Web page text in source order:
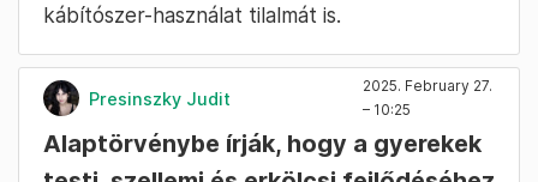
kábítószer-használat tilalmát is.
Presinszky Judit
2025. February 27.
– 10:25
Alaptörvénybe írják, hogy a gyerekek